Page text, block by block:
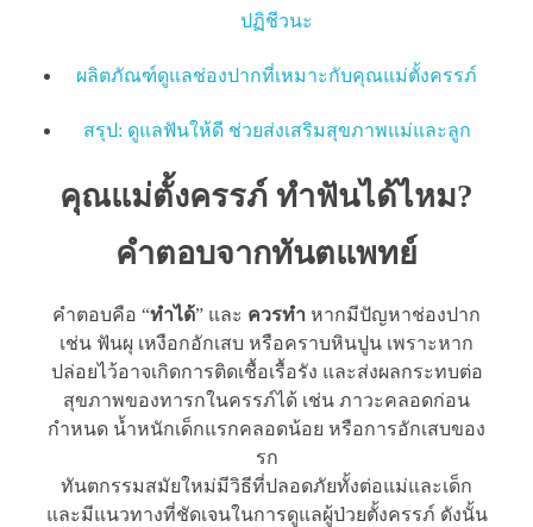
ปฏิชีวนะ
ผลิตภัณฑ์ดูแลช่องปากที่เหมาะกับคุณแม่ตั้งครรภ์
สรุป: ดูแลฟันให้ดี ช่วยส่งเสริมสุขภาพแม่และลูก
คุณแม่ตั้งครรภ์ ทำฟันได้ไหม?
คำตอบจากทันตแพทย์
คำตอบคือ “ทำได้” และ ควรทำ หากมีปัญหาช่องปาก
เช่น ฟันผุ เหงือกอักเสบ หรือคราบหินปูน เพราะหาก
ปล่อยไว้อาจเกิดการติดเชื้อเรื้อรัง และส่งผลกระทบต่อ
สุขภาพของทารกในครรภ์ได้ เช่น ภาวะคลอดก่อน
กำหนด น้ำหนักเด็กแรกคลอดน้อย หรือการอักเสบของ
รก
ทันตกรรมสมัยใหม่มีวิธีที่ปลอดภัยทั้งต่อแม่และเด็ก
และมีแนวทางที่ชัดเจนในการดูแลผู้ป่วยตั้งครรภ์ ดังนั้น